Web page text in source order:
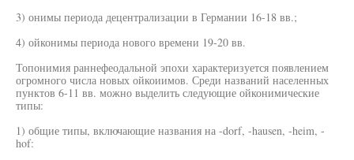
3) онимы периода децентрализации в Германии 16-18 вв.;
4) ойконимы периода нового времени 19-20 вв.
Топонимия раннефеодальной эпохи характеризуется появлением
огромного числа новых ойкоиимов. Среди названий населенных
пунктов 6-11 вв. можно выделить следующие ойконимические
типы:
1) общие типы, включающие названия на -dorf, -hausen, -heim, -
hof: